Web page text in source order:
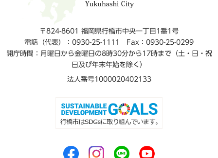
〒824-8601 福岡県行橋市中央一丁目1番1号
電話（代表）：0930-25-1111
Fax：0930-25-0299
開庁時間：月曜日から金曜日の8時30分から17時まで（土・日・祝
日及び年末年始を除く）
法人番号1000020402133